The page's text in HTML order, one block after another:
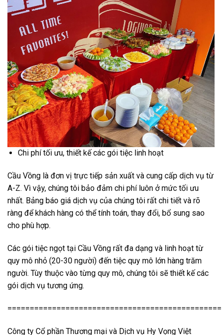
Chi phí tối ưu, thiết kế các gói tiệc linh hoạt
Cầu Vồng là đơn vị trực tiếp sản xuất và cung cấp dịch vụ từ
A-Z. Vì vậy, chúng tôi bảo đảm chi phí luôn ở mức tối ưu
nhất. Bảng báo giá dịch vụ của chúng tôi rất chi tiết và rõ
ràng để khách hàng có thể tính toán, thay đổi, bổ sung sao
cho phù hợp.
Các gói tiệc ngọt tại Cầu Vồng rất đa dạng và linh hoạt từ
quy mô nhỏ (20-30 người) đến tiệc quy mô lớn hàng trăm
người. Tùy thuộc vào từng quy mô, chúng tôi sẽ thiết kế các
gói dịch vụ tương ứng.
Công ty Cổ phần Thương mại và Dịch vụ Hy Vọng Việt